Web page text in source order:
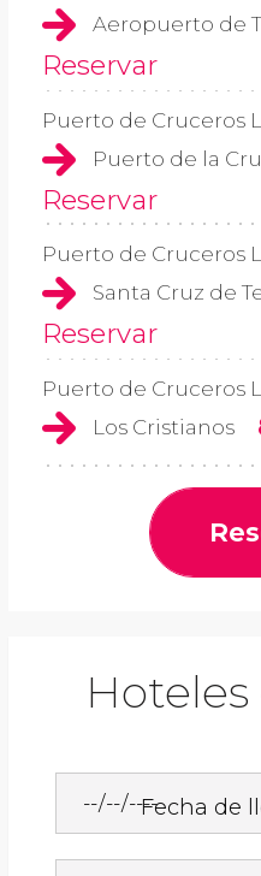
Aeropuerto de
Reservar
Puerto de Cruceros
Puerto de la
Reservar
Puerto de Cruceros
Santa Cruz de
Reservar
Puerto de Cruceros
Los Cristianos
Fecha de